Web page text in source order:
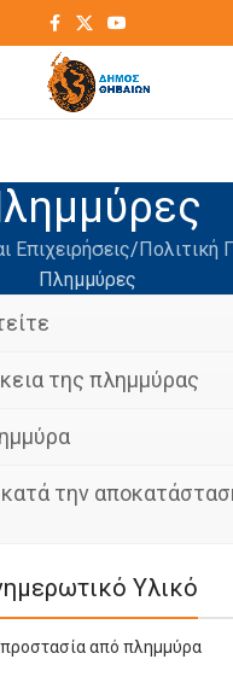
Επιχειρήσεις Πολιτική
Πλημμύρες
της πλημμύρας
κατά την
Υλικό
προστασία από πλημμύρα